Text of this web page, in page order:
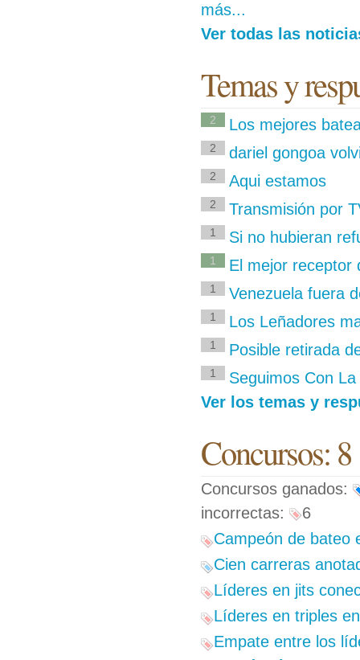
más...
Ver todas las
Temas y
2 Los mejores
2 dariel gongoa
2 Aqui estamos
2 Transmisión por
1 Si no hubieran
1 El mejor receptor
1 Venezuela fuera
1 Los Leñadores
1 Posible retirada
1
Seguimos Con
Ver los temas y
Concursos: 8
Concursos ganados:
incorrectas:
6
Campeón de bateo
Cien carreras
Líderes en jits
Líderes en triples
Empate entre los